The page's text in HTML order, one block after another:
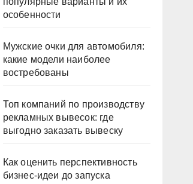
особенности
Мужские очки для автомобиля:
какие модели наиболее
востребованы
Топ компаний по производству
рекламных вывесок: где
выгодно заказать вывеску
Как оценить перспективность
бизнес-идеи до запуска